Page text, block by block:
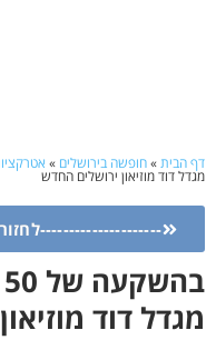
דף הבית»חופשה בירושלים »
מגדל דוד מוזיאון ירושלים החדש
---------------------
מגדל דוד